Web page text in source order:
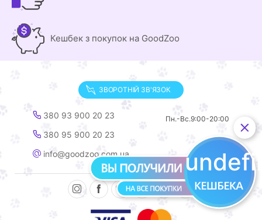
Кешбек з покупок на GoodZoo
ЗВОРОТНІЙ ЗВ'ЯЗОК
380 93 900 20 23
380 95 900 20 23
info@goodzoo.com.ua
Пн.-Вс.9:00-20:00